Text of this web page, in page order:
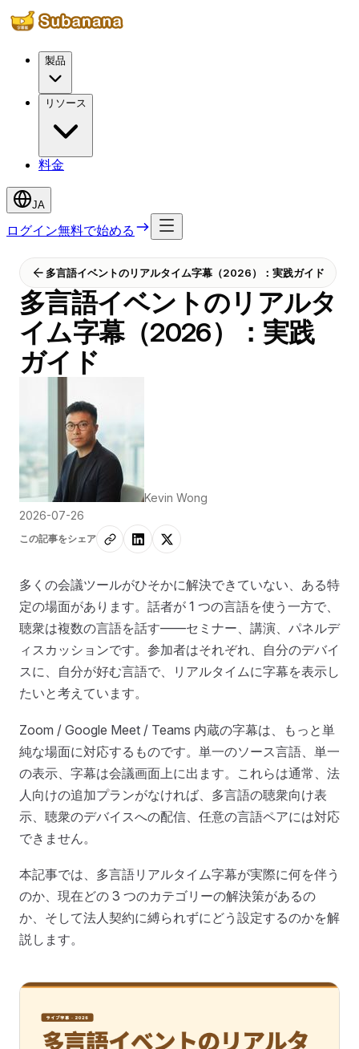
製品
リソース
料金
JA
ログイン無料で始める
多言語イベントのリアルタイム字幕（2026）：実践ガイド
多言語イベントのリアルタ
イム字幕（2026）：実践
ガイド
Kevin Wong
2026-07-26
この記事をシェア
多くの会議ツールがひそかに解決できていない、ある特
定の場面があります。話者が 1 つの言語を使う一方で、
聴衆は複数の言語を話す——セミナー、講演、パネルデ
ィスカッションです。参加者はそれぞれ、自分のデバイ
スに、自分が好む言語で、リアルタイムに字幕を表示し
たいと考えています。
Zoom / Google Meet / Teams 内蔵の字幕は、もっと単
純な場面に対応するものです。単一のソース言語、単一
の表示、字幕は会議画面上に出ます。これらは通常、法
人向けの追加プランがなければ、多言語の聴衆向け表
示、聴衆のデバイスへの配信、任意の言語ペアには対応
できません。
本記事では、多言語リアルタイム字幕が実際に何を伴う
のか、現在どの 3 つのカテゴリーの解決策があるの
か、そして法人契約に縛られずにどう設定するのかを解
説します。